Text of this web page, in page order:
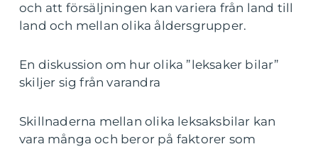
och att försäljningen kan variera från land till
land och mellan olika åldersgrupper.
En diskussion om hur olika ”leksaker bilar”
skiljer sig från varandra
Skillnaderna mellan olika leksaksbilar kan
vara många och beror på faktorer som